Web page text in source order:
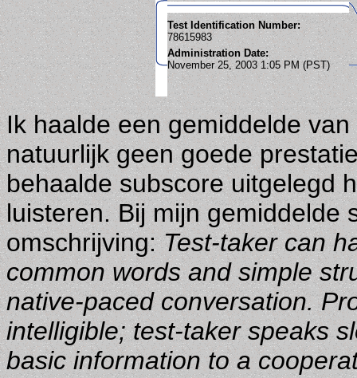
Test Identification Number:
78615983
Administration Date:
November 25, 2003 1:05 PM (PST)
Ik haalde een gemiddelde
natuurlijk geen goede
behaalde subscore uitgelegd
luisteren. Bij mijn gemiddelde
omschrijving:Test-taker can
common words and simple
native-paced conversation.
intelligible; test-taker speaks
basic information to a